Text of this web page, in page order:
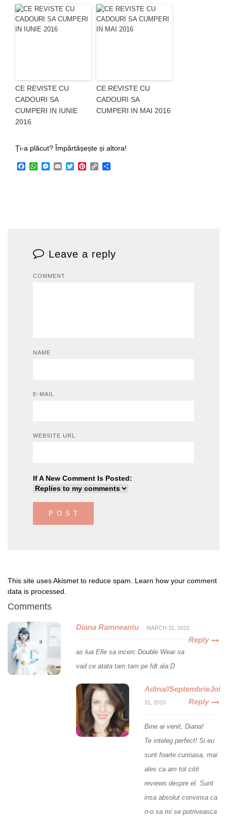
CE REVISTE CU
CADOURI SA
CUMPERI IN IUNIE
2016
CE REVISTE CU
CADOURI SA
CUMPERI IN MAI 2016
Ți-a plăcut? Împărtășește și altora!
Facebook
WhatsApp
Messenger
EmailTwitterPinterest
Copy
Leave a reply
COMMENT
NAME
E-MAIL
WEBSITE URL
If A New Comment Is Posted:
This site uses Akismet to reduce spam. Learn how your comment
data is processed
Comments
Diana Ramneantu MARCH 31, 2015
Reply
as lua Elle sa incerc Double Wear sa
vad ce atata tam tam pe fdt ala:D
Adina//SeptembrieJoi
31, 2015 Reply
Bine ai venit, Diana!
Te inteleg perfect! Si eu
sunt foarte curioasa, mai
ales ca am tot citit
reviews despre el. Sunt
insa absolut convinsa ca
n-o sa mi se potriveasca